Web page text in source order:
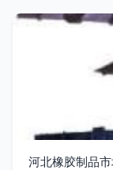
河北橡胶制品